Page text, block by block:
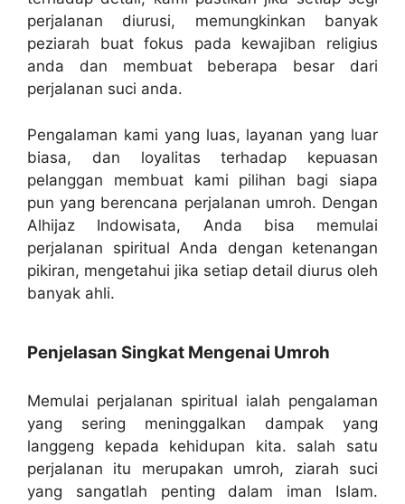
perjalanan diurusi, memungkinkan banyak
peziarah buat fokus pada kewajiban religius
anda dan membuat beberapa besar dari
perjalanan suci anda.
Pengalaman kami yang luas, layanan yang luar
biasa, dan loyalitas terhadap kepuasan
pelanggan membuat kami pilihan bagi siapa
pun yang berencana perjalanan umroh. Dengan
Alhijaz Indowisata, Anda bisa memulai
perjalanan spiritual Anda dengan ketenangan
pikiran, mengetahui jika setiap detail diurus oleh
banyak ahli.
Penjelasan Singkat Mengenai Umroh
Memulai perjalanan spiritual ialah pengalaman
yang sering meninggalkan dampak yang
langgeng kepada kehidupan kita. salah satu
perjalanan itu merupakan umroh, ziarah suci
yang sangatlah penting dalam iman Islam.